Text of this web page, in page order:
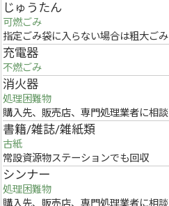
じゅうたん
可燃ごみ
指定ごみ袋に入らない場合は粗大ごみ
充電器
不燃ごみ
消火器
処理困難物
購入先、販売店、専門処理業者に相談
書籍/雑誌/雑紙類
古紙
常設資源物ステーションでも回収
シンナー
処理困難物
購入先、販売店、専門処理業者に相談